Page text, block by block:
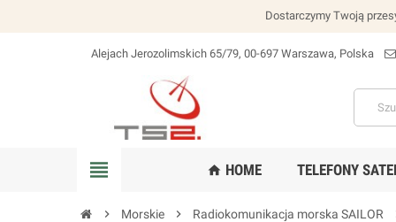
Dostarczymy Twoją
lokalizacja_na
Alejach Jerozolimskich 65/79, 00-697 Warszawa, Polska
view_headline home HOME TELEFONY
chevron_right Morskie chevron_right Radiokomunikacja morska SAILOR